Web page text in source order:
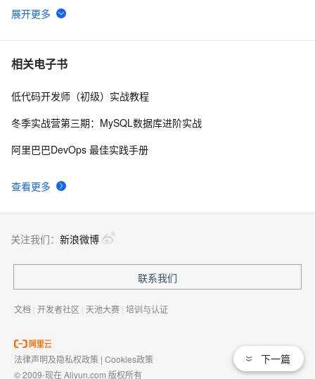
6
i.mx287学习笔记-ubuntu虚拟机网络配置同时连接WIFI
7 网络原理(7)——以太网数据帧和DNS协议(数据链路层和
8 网络技术基础（8）—— 以太网交换基础
相关电子书
查看更多
低代码开发师（初级）实战教程
冬季实战营第三期：MySQL数据库进阶实战
阿里巴巴DevOps 最佳实践手册
下一篇
关注我们： 新浪微博
联系我们
文档 | 开发者社区 | 天池大赛 | 培训与认证
法律声明及隐私权政策 | Cookies政策
© 2009-现在 Aliyun.com 版权所有